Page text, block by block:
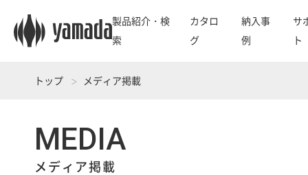
トップ メディア掲載
製品紹介・検
索
カタロ
グ
納入事
例
サ
ト
MEDIA
メディア掲載